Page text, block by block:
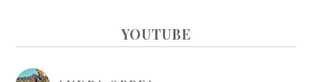
PRIMARY
SIDEBAR
YOUTUBE